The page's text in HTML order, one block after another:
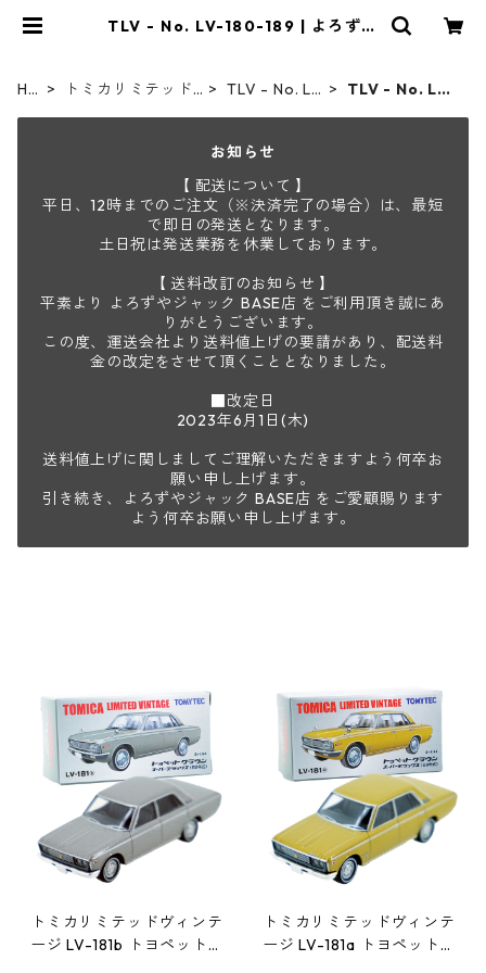
TLV - No. LV-180-189 | よろずや
HO
トミカリミテッド
TLV - No. LV
TLV - No. LV-
お知らせ
【 配送について 】
平日、12時までのご注文（※決済完了の場合）は、最短
で即日の発送となります。
土日祝は発送業務を休業しております。
【 送料改訂のお知らせ 】
平素より よろずやジャック BASE店 をご利用頂き誠にあ
りがとうございます。
この度、運送会社より送料値上げの要請があり、配送料
金の改定をさせて頂くこととなりました。
■改定日
2023年6月1日(木)
送料値上げに関しましてご理解いただきますよう何卒お
願い申し上げます。
引き続き、よろずやジャック BASE店 をご愛顧賜ります
よう何卒お願い申し上げます。
トミカリミテッドヴィンテ
ージ LV-181b トヨペット
トミカリミテッドヴィンテ
ージ LV-181a トヨペット